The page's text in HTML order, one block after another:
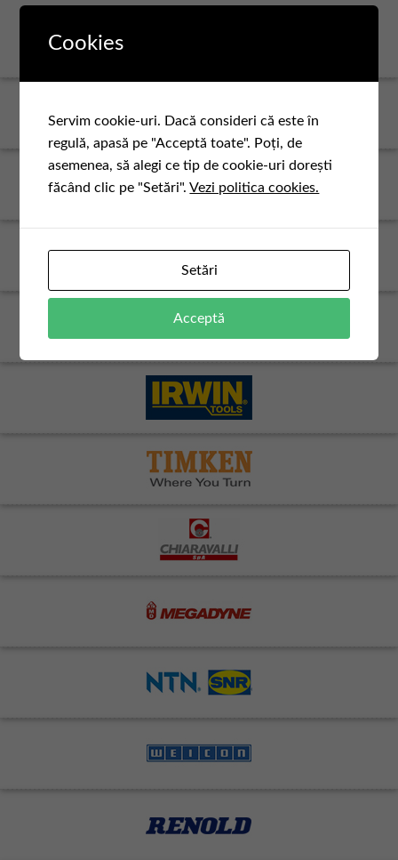
Cookies
Servim cookie-uri. Dacă consideri că este în
regulă, apasă pe "Acceptă toate". Poți, de
asemenea, să alegi ce tip de cookie-uri dorești
făcând clic pe "Setări".Vezi politica cookies.
Setări
Acceptă